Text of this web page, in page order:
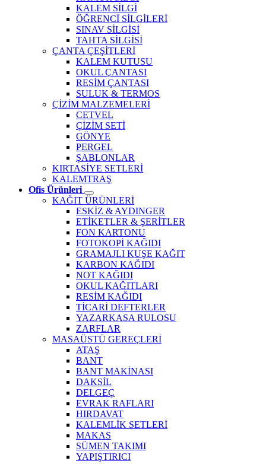
KALEM SİLGİ
ÖĞRENCİ SİLGİLERİ
SINAV SİLGİSİ
TAHTA SİLGİSİ
ÇANTA ÇEŞİTLERİ
KALEM KUTUSU
OKUL ÇANTASI
RESİM ÇANTASI
SULUK & TERMOS
ÇİZİM MALZEMELERİ
CETVEL
ÇİZİM SETİ
GÖNYE
PERGEL
ŞABLONLAR
KIRTASİYE SETLERİ
KALEMTRAŞ
Ofis Ürünleri
KAĞIT ÜRÜNLERİ
ESKİZ & AYDINGER
ETİKETLER & ŞERİTLER
FON KARTONU
FOTOKOPİ KAĞIDI
GRAMAJLI KUŞE KAĞIT
KARBON KAĞIDI
NOT KAĞIDI
OKUL KAĞITLARI
RESİM KAĞIDI
TİCARİ DEFTERLER
YAZARKASA RULOSU
ZARFLAR
MASAÜSTÜ GEREÇLERİ
ATAŞ
BANT
BANT MAKİNASI
DAKSİL
DELGEÇ
EVRAK RAFLARI
HIRDAVAT
KALEMLİK SETLERİ
MAKAS
SÜMEN TAKIMI
YAPIŞTIRICI